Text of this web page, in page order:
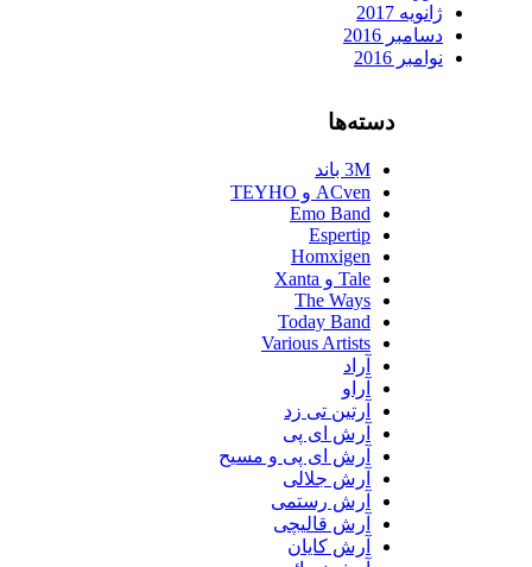
دسامبر 2016
ACven و TEYHO
Emo Band
Espertip
Homxigen
The Ways
Today Band
Various Artists
آرتین تی زد
آرش ای پی
آرش ای پی و مسیح
آرش جلالی
آرش رستمی
آرش قالیچی
آرش کایان